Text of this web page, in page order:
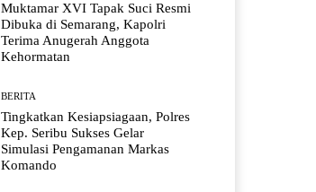
Muktamar XVI Tapak Suci Resmi
Dibuka di Semarang, Kapolri
Terima Anugerah Anggota
Kehormatan
BERITA
Tingkatkan Kesiapsiagaan, Polres
Kep. Seribu Sukses Gelar
Simulasi Pengamanan Markas
Komando